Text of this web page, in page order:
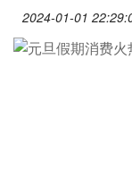
2024-01-01